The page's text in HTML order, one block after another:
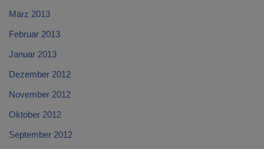
März 2013
Februar 2013
Januar 2013
Dezember 2012
November 2012
Oktober 2012
September 2012